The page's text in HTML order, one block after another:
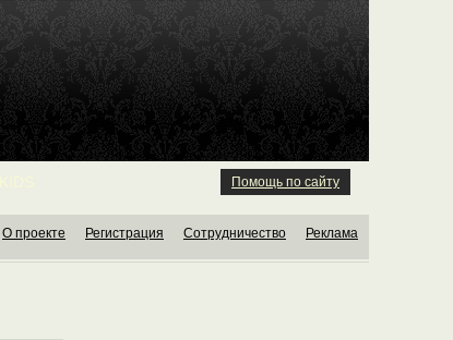
Помощь по сайту
О проекте Регистрация Сотрудничество Реклама